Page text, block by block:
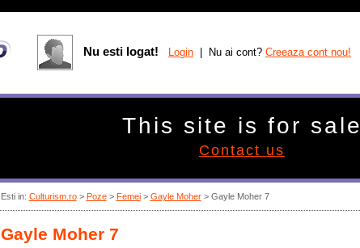
Esti in: Culturism.ro> Poze> Femei> Gayle Moher> Gayle Moher 7
Gayle Moher 7
Nu esti logat! Login | Nu ai cont? Creeaza cont nou!
This site is for sale
Contact us